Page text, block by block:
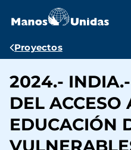
contenido
Ruta
navegación
Proyectos
2024.-
DEL ACCESO
EDUCACIÓN